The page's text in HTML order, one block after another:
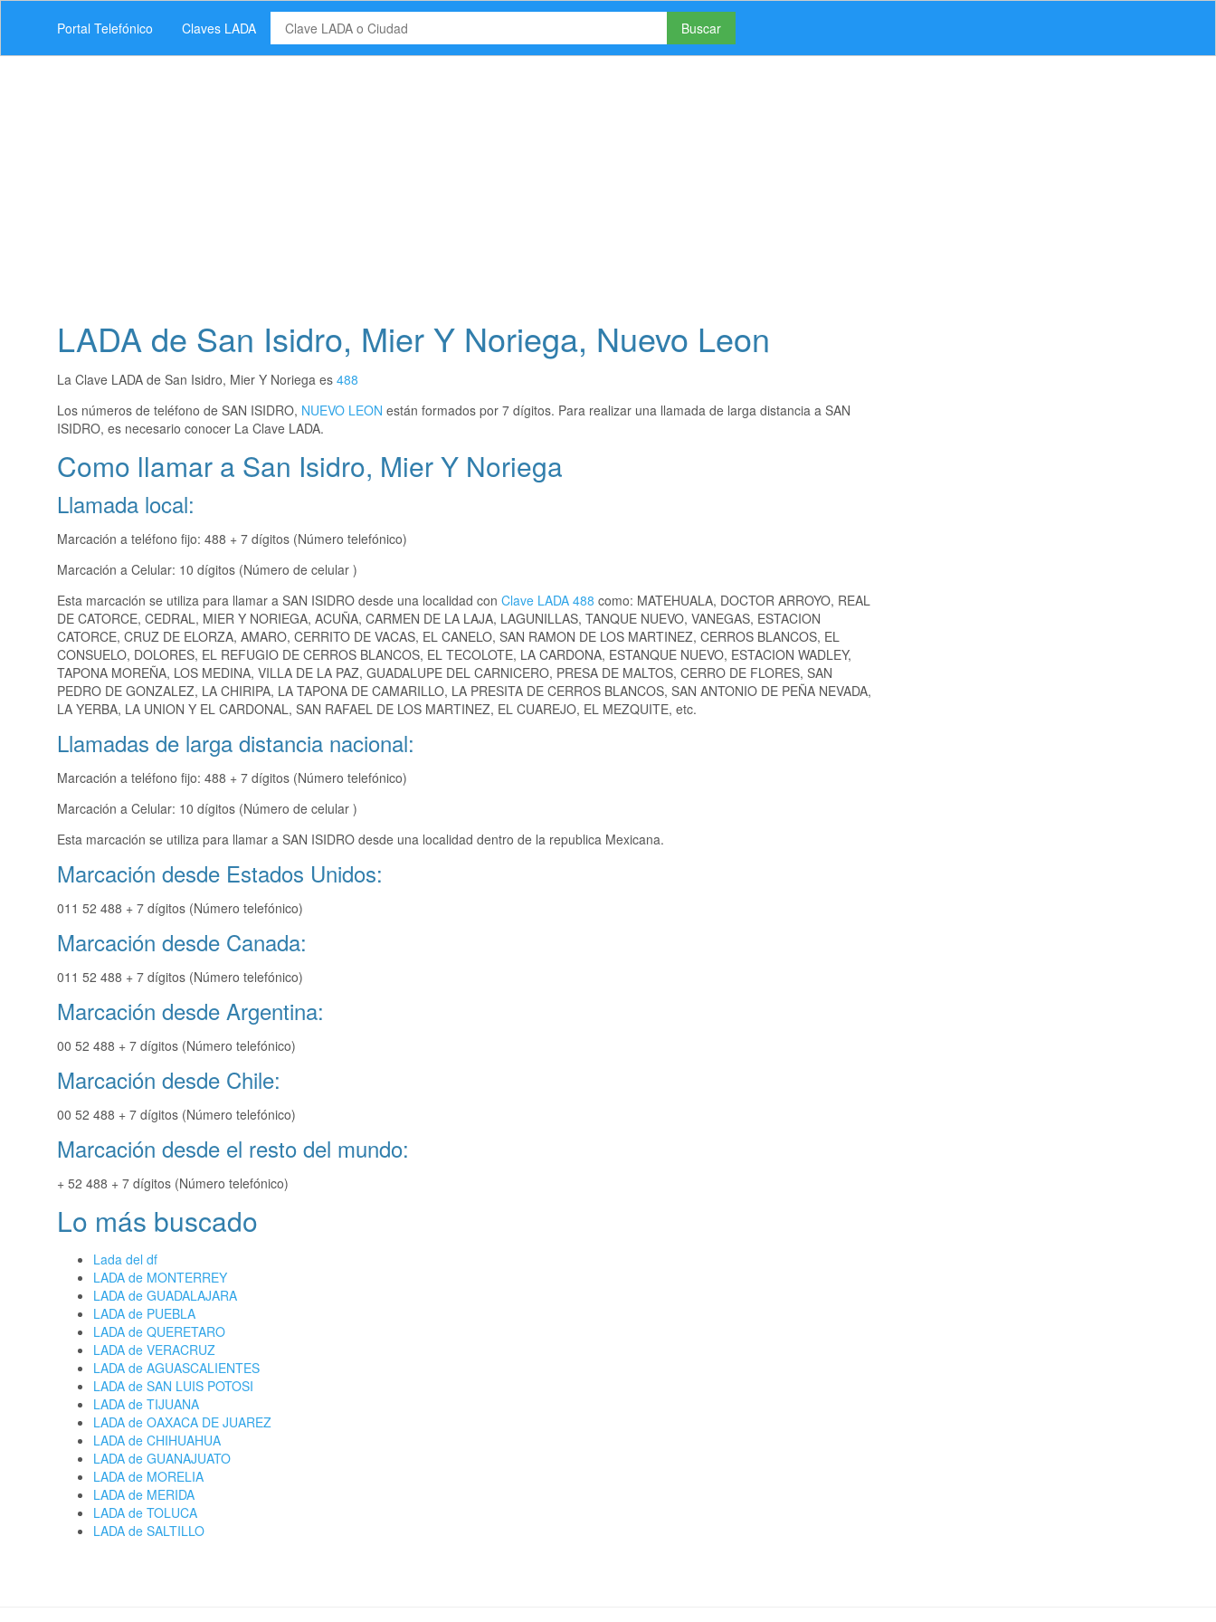
Portal Telefónico Claves LADA Buscar
LADA de San Isidro, Mier Y Noriega, Nuevo Leon
La Clave LADA de San Isidro, Mier Y Noriega es 488
Los números de teléfono de SAN ISIDRO, NUEVO LEON están formados por 7 dígitos. Para realizar una llamada de larga distancia a SAN
ISIDRO, es necesario conocer La Clave LADA.
Como llamar a San Isidro, Mier Y Noriega
Llamada local:
Marcación a teléfono fijo: 488 + 7 dígitos (Número telefónico)
Marcación a Celular: 10 dígitos (Número de celular )
Esta marcación se utiliza para llamar a SAN ISIDRO desde una localidad con Clave LADA 488 como: MATEHUALA, DOCTOR ARROYO, REAL
DE CATORCE, CEDRAL, MIER Y NORIEGA, ACUÑA, CARMEN DE LA LAJA, LAGUNILLAS, TANQUE NUEVO, VANEGAS, ESTACION
CATORCE, CRUZ DE ELORZA, AMARO, CERRITO DE VACAS, EL CANELO, SAN RAMON DE LOS MARTINEZ, CERROS BLANCOS, EL
CONSUELO, DOLORES, EL REFUGIO DE CERROS BLANCOS, EL TECOLOTE, LA CARDONA, ESTANQUE NUEVO, ESTACION WADLEY,
TAPONA MOREÑA, LOS MEDINA, VILLA DE LA PAZ, GUADALUPE DEL CARNICERO, PRESA DE MALTOS, CERRO DE FLORES, SAN
PEDRO DE GONZALEZ, LA CHIRIPA, LA TAPONA DE CAMARILLO, LA PRESITA DE CERROS BLANCOS, SAN ANTONIO DE PEÑA NEVADA,
LA YERBA, LA UNION Y EL CARDONAL, SAN RAFAEL DE LOS MARTINEZ, EL CUAREJO, EL MEZQUITE, etc.
Llamadas de larga distancia nacional:
Marcación a teléfono fijo: 488 + 7 dígitos (Número telefónico)
Marcación a Celular: 10 dígitos (Número de celular )
Esta marcación se utiliza para llamar a SAN ISIDRO desde una localidad dentro de la republica Mexicana.
Marcación desde Estados Unidos:
011 52 488 + 7 dígitos (Número telefónico)
Marcación desde Canada:
011 52 488 + 7 dígitos (Número telefónico)
Marcación desde Argentina:
00 52 488 + 7 dígitos (Número telefónico)
Marcación desde Chile:
00 52 488 + 7 dígitos (Número telefónico)
Marcación desde el resto del mundo:
+ 52 488 + 7 dígitos (Número telefónico)
Lo más buscado
Lada del df
LADA de MONTERREY
LADA de GUADALAJARA
LADA de PUEBLA
LADA de QUERETARO
LADA de VERACRUZ
LADA de AGUASCALIENTES
LADA de SAN LUIS POTOSI
LADA de TIJUANA
LADA de OAXACA DE JUAREZ
LADA de CHIHUAHUA
LADA de GUANAJUATO
LADA de MORELIA
LADA de MERIDA
LADA de TOLUCA
LADA de SALTILLO